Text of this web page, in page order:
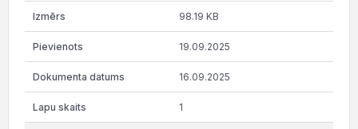
98.19 KB
19.09.2025
16.09.2025
1